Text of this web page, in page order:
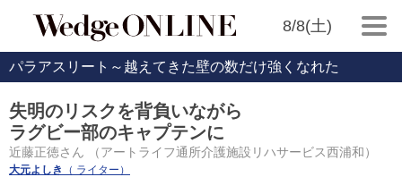
8/8(土)
パラアスリート～越えてきた壁の数だけ強くなれた
失明のリスクを背負いながら
ラグビー部のキャプテンに
近藤正徳さん （アートライフ通所介護施設リハサービス西浦和）
大元よしき （ ライター）